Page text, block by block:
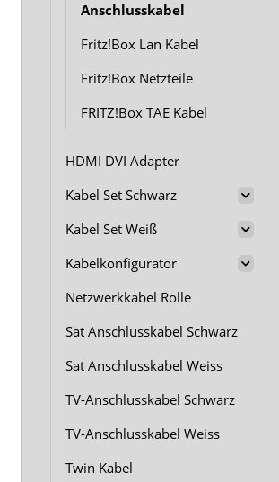
Anschlusskabel
Fritz!Box Lan Kabel
Fritz!Box Netzteile
FRITZ!Box TAE Kabel
HDMI DVI Adapter
Kabel Set Schwarz
Kabel Set Weiß
Kabelkonfigurator
Netzwerkkabel Rolle
Sat Anschlusskabel Schwarz
Sat Anschlusskabel Weiss
TV-Anschlusskabel Schwarz
TV-Anschlusskabel Weiss
Twin Kabel